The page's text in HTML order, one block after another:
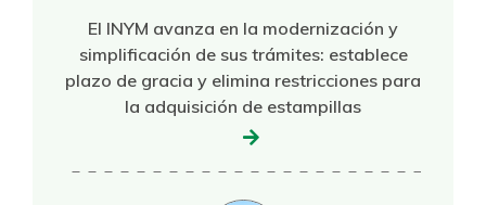
El INYM avanza en la modernización y
simplificación de sus trámites: establece
plazo de gracia y elimina restricciones para
la adquisición de estampillas